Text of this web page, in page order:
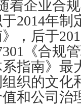
着企业合
2014年制
，后于
《合规
指南》最
织的文化
和公司治